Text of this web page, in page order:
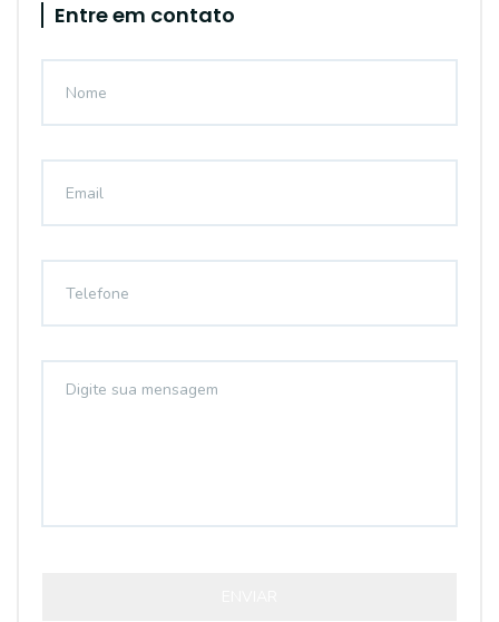
Entre em contato